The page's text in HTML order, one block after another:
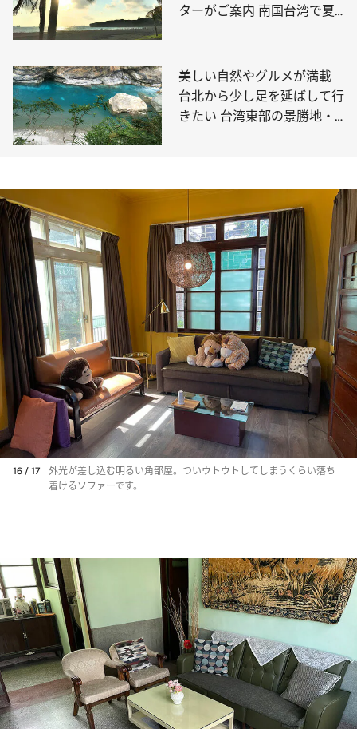
ターがご案内 南国台湾で夏
美しい自然やグルメが満載
台北から少し足を延ばして行
きたい 台湾東部の景勝地・
16 / 17
外光が差し込む明るい角部屋。ついウトウトしてしまうくらい落ち
着けるソファーです。